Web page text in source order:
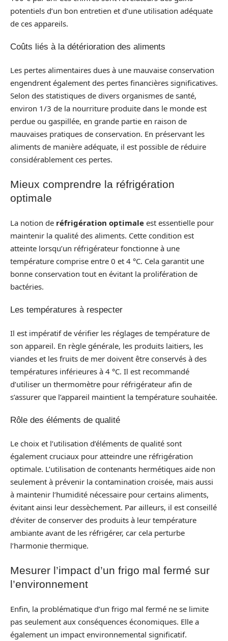
potentiels d’un bon entretien et d’une utilisation adéquate
de ces appareils.
Coûts liés à la détérioration des aliments
Les pertes alimentaires dues à une mauvaise conservation
engendrent également des pertes financières significatives.
Selon des statistiques de divers organismes de santé,
environ 1/3 de la nourriture produite dans le monde est
perdue ou gaspillée, en grande partie en raison de
mauvaises pratiques de conservation. En préservant les
aliments de manière adéquate, il est possible de réduire
considérablement ces pertes.
Mieux comprendre la réfrigération
optimale
La notion de réfrigération optimale est essentielle pour
maintenir la qualité des aliments. Cette condition est
atteinte lorsqu’un réfrigérateur fonctionne à une
température comprise entre 0 et 4 °C. Cela garantit une
bonne conservation tout en évitant la prolifération de
bactéries.
Les températures à respecter
Il est impératif de vérifier les réglages de température de
son appareil. En règle générale, les produits laitiers, les
viandes et les fruits de mer doivent être conservés à des
températures inférieures à 4 °C. Il est recommandé
d’utiliser un thermomètre pour réfrigérateur afin de
s’assurer que l’appareil maintient la température souhaitée.
Rôle des éléments de qualité
Le choix et l’utilisation d’éléments de qualité sont
également cruciaux pour atteindre une réfrigération
optimale. L’utilisation de contenants hermétiques aide non
seulement à prévenir la contamination croisée, mais aussi
à maintenir l’humidité nécessaire pour certains aliments,
évitant ainsi leur dessèchement. Par ailleurs, il est conseillé
d’éviter de conserver des produits à leur température
ambiante avant de les réfrigérer, car cela perturbe
l’harmonie thermique.
Mesurer l’impact d’un frigo mal fermé sur
l’environnement
Enfin, la problématique d’un frigo mal fermé ne se limite
pas seulement aux conséquences économiques. Elle a
également un impact environnemental significatif.